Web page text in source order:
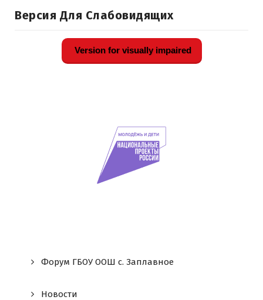
Версия Для Слабовидящих
Version for visually impaired
Форум ГБОУ ООШ c. Заплавное
Новости